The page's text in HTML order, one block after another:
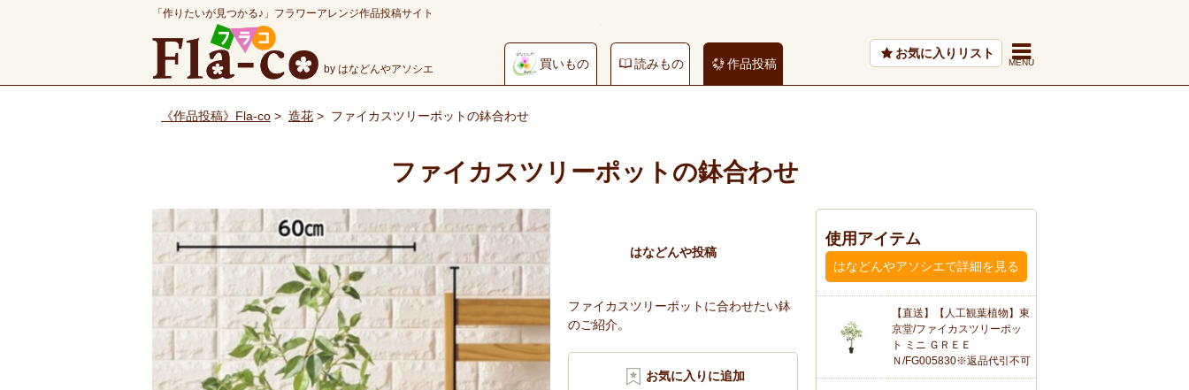
「作りたいが見つかる♪」フラワーアレンジ作品投稿サイト
by はなどんやアソシエ 買いもの 読みもの 作品投稿
お気に入りリスト
《作品投稿》Fla-co > 造花 > ファイカスツリーポットの鉢合わせ
ファイカスツリーポットの鉢合わせ
はなどんや投稿
ファイカスツリーポットに合わせたい鉢
のご紹介。
使用アイテム
はなどんやアソシエで詳細を見る
【直送】【人工観葉植物】東
京堂/ファイカスツリーポッ
ト ミニ ＧＲＥＥ
Ｎ/FG005830※返品代引不可